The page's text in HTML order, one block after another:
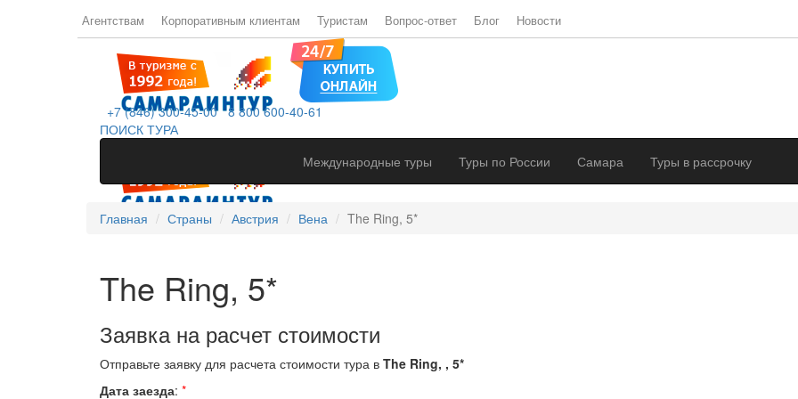
Агентствам Корпоративным клиентам Туристам Вопрос-ответ Блог Новости
+7 (846) 300-45-00 8 800 600-40-61
ПОИСК ТУРА
Международные туры
Туры по России Самара Туры в рассрочку
Главная Страны Австрия Вена The Ring, 5*
The Ring, 5*
Заявка на расчет стоимости
Отправьте заявку для расчета стоимости тура в The Ring, , 5*
Дата заезда: *